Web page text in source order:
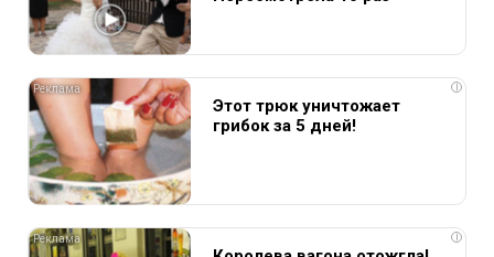
i
Этот трюк уничтожает
грибок за 5 дней!
i